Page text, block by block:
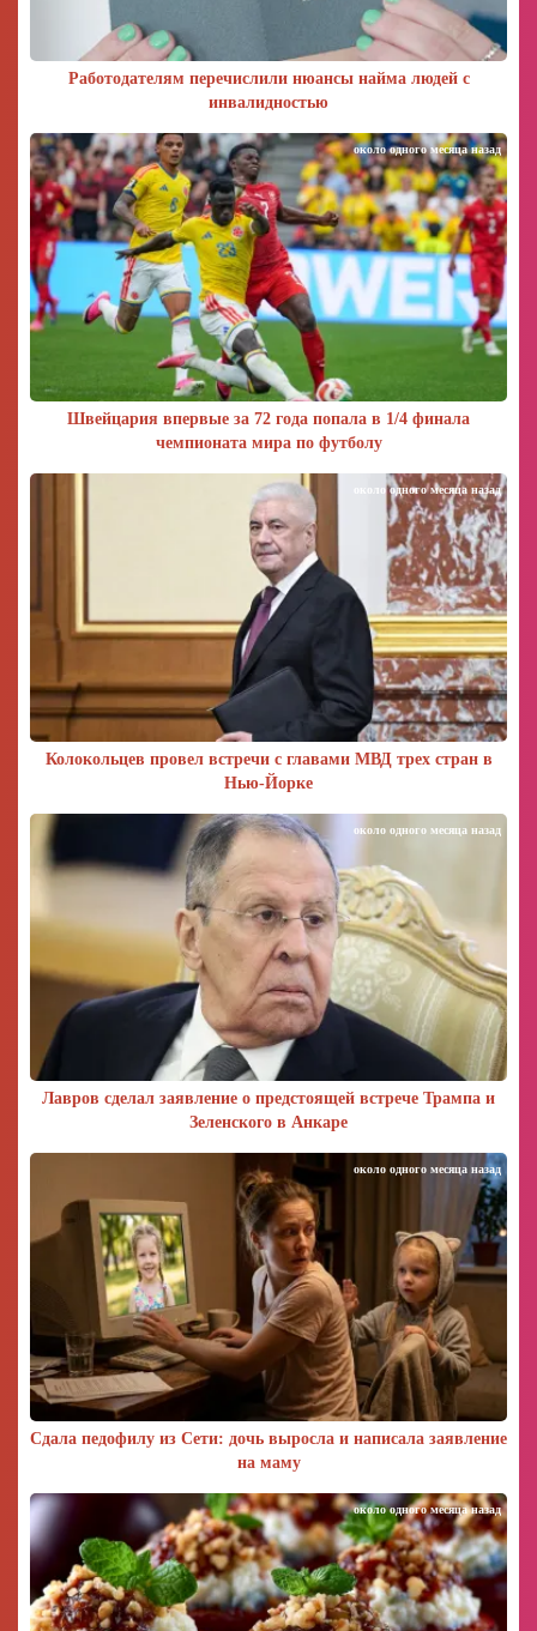
Работодателям перечислили нюансы найма людей с
инвалидностью
Швейцария впервые за 72 года попала в 1/4 финала
чемпионата мира по футболу
около одного месяца назад
Колокольцев провел встречи с главами МВД трех стран в
Нью-Йорке
около одного месяца назад
Лавров сделал заявление о предстоящей встрече Трампа и
Зеленского в Анкаре
около одного месяца назад
Сдала педофилу из Сети: дочь выросла и написала заявление
на маму
около одного месяца назад
около одного месяца назад